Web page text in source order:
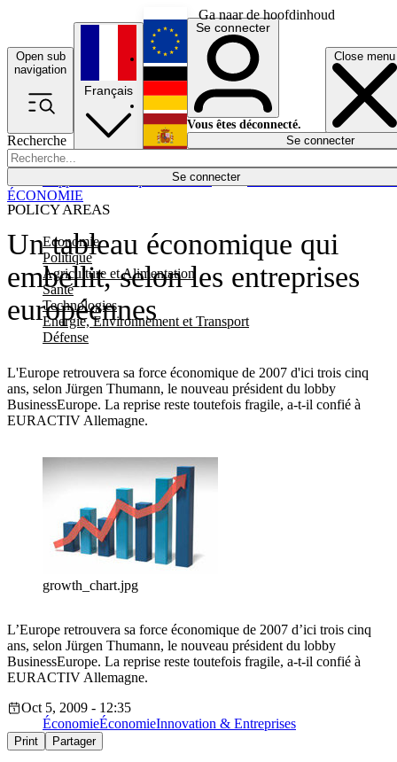
Ga naar de hoofdinhoud
Open sub
navigation
Close menu
Recherche
Se connecter
POLICY AREAS
Economie
Politique
Agriculture et Alimentation
Santé
Technologies
Energie, Environnement et Transport
Défense
Économie
Français
English
Deutsch
Español
Se connecter
Vous êtes déconnecté.
Se connecter
Un tableau économique qui
embellit, selon les entreprises
européennes
L'Europe retrouvera sa force économique de 2007 d'ici trois cinq
ans, selon Jürgen Thumann, le nouveau président du lobby
BusinessEurope. La reprise reste toutefois fragile, a-t-il confié à
EURACTIV Allemagne.
ÉCONOMIE
growth_chart.jpg
L’Europe retrouvera sa force économique de 2007 d’ici trois cinq
ans, selon Jürgen Thumann, le nouveau président du lobby
BusinessEurope. La reprise reste toutefois fragile, a-t-il confié à
EURACTIV Allemagne.
Oct 5, 2009 - 12:35
ÉconomieÉconomieInnovation & Entreprises
Print Partager